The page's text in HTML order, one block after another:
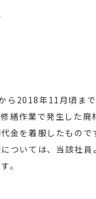
ら2018年11月頃ま
繕作業で発生した廃
金を着服したもので
ついては、当該社員
。